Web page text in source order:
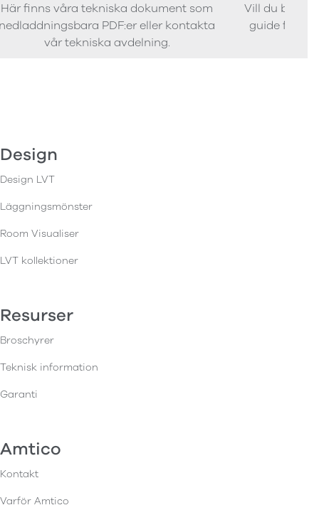
Här finns våra tekniska dokument som
PDF:er eller kontakta
vår tekniska avdelning.
Vill du
guide för
Design
Design LVT
Läggningsmönster
Room Visualiser
LVT kollektioner
Resurser
Broschyrer
Teknisk information
Garanti
Amtico
Kontakt
Varför Amtico